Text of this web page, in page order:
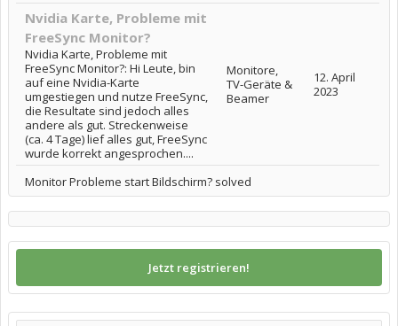
Nvidia Karte, Probleme mit
FreeSync Monitor?
Nvidia Karte, Probleme mit
FreeSync Monitor?: Hi Leute, bin
auf eine Nvidia-Karte
umgestiegen und nutze FreeSync,
die Resultate sind jedoch alles
andere als gut. Streckenweise
(ca. 4 Tage) lief alles gut, FreeSync
wurde korrekt angesprochen....
Monitore,
TV-Geräte &
Beamer
12. April
2023
Monitor Probleme start Bildschirm? solved
Jetzt registrieren!